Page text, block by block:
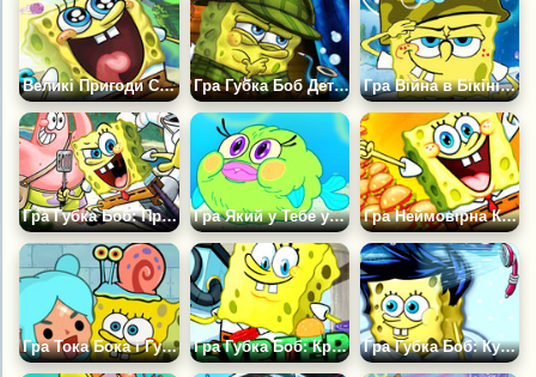
Великі Пригоди Спанч Боба Гра Губка Боб Детектив Гра Війна в Бікіні Боттом
Гра Губка Боб: Пригода на Острові Монстрів Гра Який у Тебе улюбленець із Бікіні Боттом? Гра Неймовірна Крабсбургерна Вікторина
Гра Тока Бока і Губка Боб Гра Губка Боб: Крабсбургерна Криза Гра Губка Боб: Купання Малюка